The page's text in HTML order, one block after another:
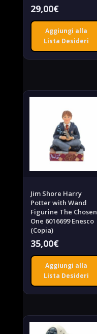
29,00€
Aggiungi alla
Lista Desideri
Jim Shore Harry
Potter with Wand
Figurine The Chosen
One 6016699 Enesco
(Copia)
35,00€
Aggiungi alla
Lista Desideri